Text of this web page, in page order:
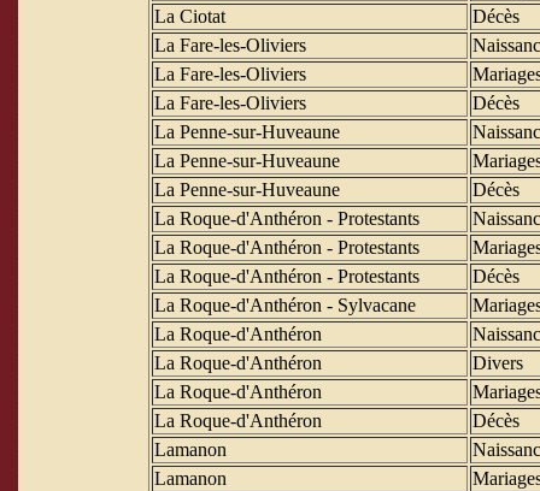
La Ciotat
Décès
La Fare-les-Oliviers
La Fare-les-Oliviers
La Fare-les-Oliviers
Décès
La Penne-sur-Huveaune
La Penne-sur-Huveaune
La Penne-sur-Huveaune
Décès
La Roque-d'Anthéron - Protestants
La Roque-d'Anthéron - Protestants
La Roque-d'Anthéron - Protestants
Décès
La Roque-d'Anthéron - Sylvacane
La Roque-d'Anthéron
La Roque-d'Anthéron
Divers
La Roque-d'Anthéron
La Roque-d'Anthéron
Décès
Lamanon
Lamanon